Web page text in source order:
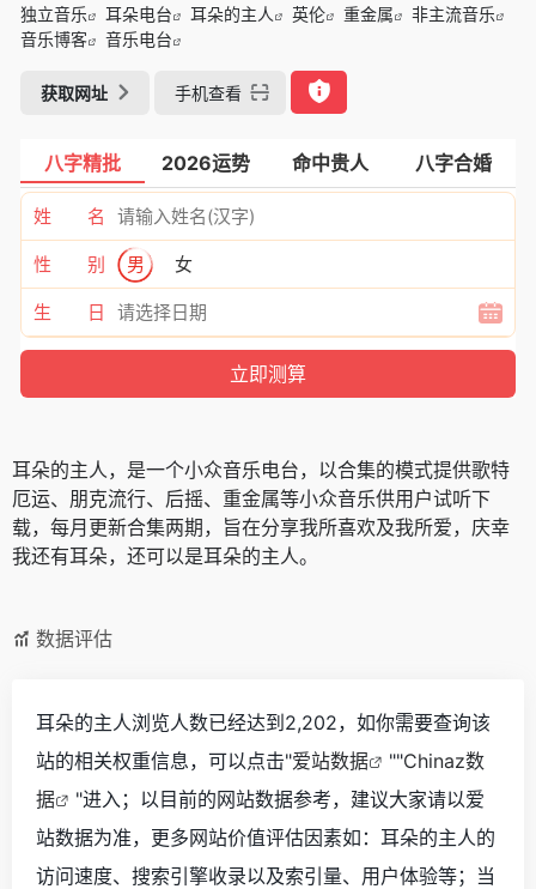
独立音乐
耳朵电台 耳朵的主人 英伦 重金属
非主流音乐
音乐博客
音乐电台
获取网址 手机查看
八字精批 2026运势 命中贵人 八字合婚
姓 名
性 别 男 女
生 日
耳朵的主人，是一个小众音乐电台，以合集的模式提供歌特
厄运、朋克流行、后摇、重金属等小众音乐供用户试听下
载，每月更新合集两期，旨在分享我所喜欢及我所爱，庆幸
我还有耳朵，还可以是耳朵的主人。
数据评估
耳朵的主人浏览人数已经达到2,202，如你需要查询该
站的相关权重信息，可以点击"爱站数据 ""Chinaz数
据
"进入；以目前的网站数据参考，建议大家请以爱
站数据为准，更多网站价值评估因素如：耳朵的主人的
访问速度、搜索引擎收录以及索引量、用户体验等；当